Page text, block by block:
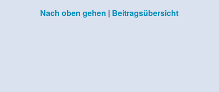
Nach oben gehen | Beitragsübersicht